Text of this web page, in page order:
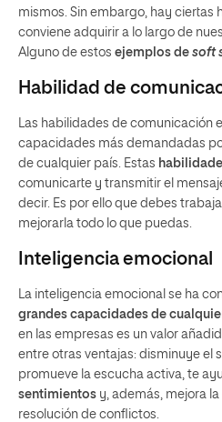
mismos. Sin embargo, hay ciertas
conviene adquirir a lo largo de
Alguno de estos ejemplos de soft
Habilidad de
Las habilidades de comunicación
capacidades más demandadas
de cualquier país. Estas
comunicarte y transmitir el
decir. Es por ello que debes
mejorarla todo lo que puedas.
Inteligencia emocional
La inteligencia emocional se ha
grandes capacidades de
en las empresas es un valor
entre otras ventajas: disminuye el
promueve la escucha activa, te
sentimientos y, además, mejora
resolución de conflictos.